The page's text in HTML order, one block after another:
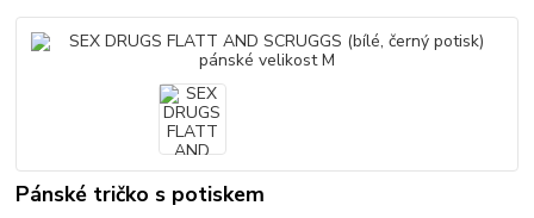
Pánské tričko s potiskem